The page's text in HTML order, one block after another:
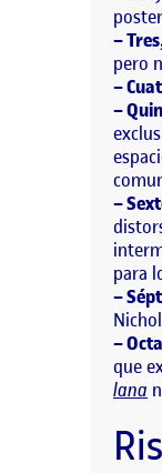
–
pero
–
–
–
para
–
–
que
lana